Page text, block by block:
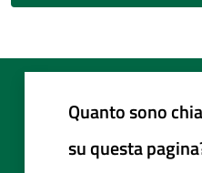
Quanto sono
su questa